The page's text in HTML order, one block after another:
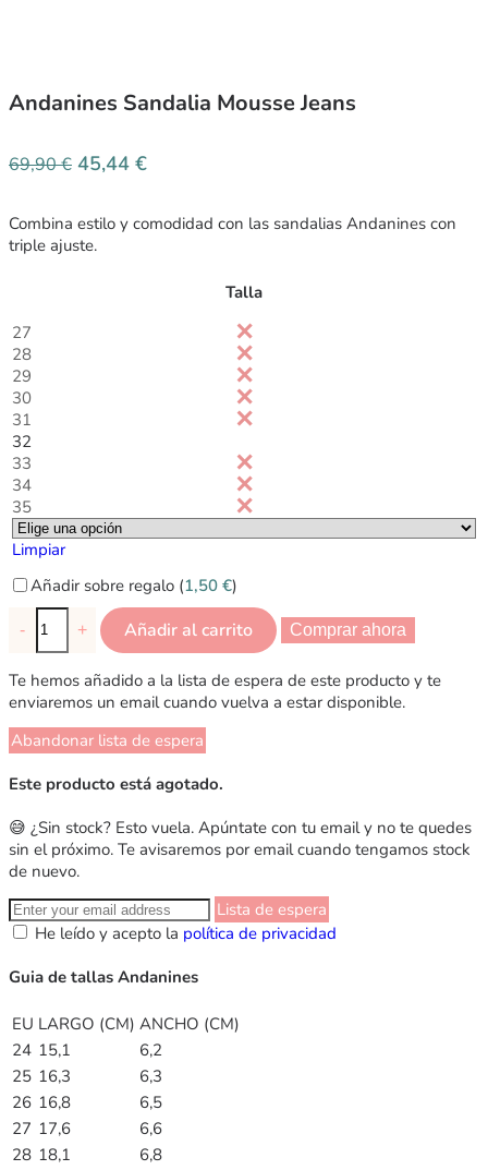
Andanines Sandalia Mousse Jeans
69,90€ 45,44 €
Combina estilo y comodidad con las sandalias Andanines con
triple ajuste.
Talla
27
28
29
30
31
32
33
34
35
Limpiar
Añadir sobre regalo (1,50 €)
- + Añadir al carrito Comprar ahora
Te hemos añadido a la lista de espera de este producto y te
enviaremos un email cuando vuelva a estar disponible.
Abandonar lista de espera
Este producto está agotado.
😅 ¿Sin stock? Esto vuela. Apúntate con tu email y no te quedes
sin el próximo. Te avisaremos por email cuando tengamos stock
de nuevo.
Lista de espera
He leído y acepto la política de privacidad
Guia de tallas Andanines
EU LARGO (CM) ANCHO (CM)
24 15,1
6,2
25 16,3
6,3
26 16,8
6,5
27 17,6
6,6
28 18,1
6,8